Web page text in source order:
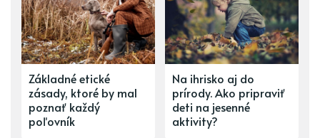
Základné etické
zásady, ktoré by mal
poznať každý
poľovník
Na ihrisko aj do
prírody. Ako pripraviť
deti na jesenné
aktivity?